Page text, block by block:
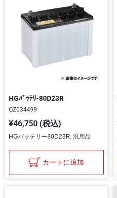
HGﾊﾞｯﾃﾘ-80D23R
QZ034499
¥46,750 (税込)
HGバッテリー80D23R, 汎用品
カートに追加